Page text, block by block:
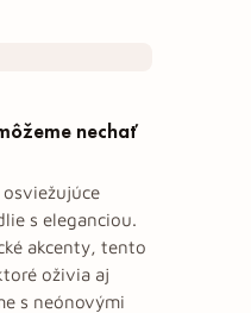
nechať
s eleganciou.
akcenty, tento
oživia aj
s neónovými